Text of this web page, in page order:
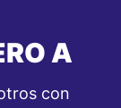
A
con